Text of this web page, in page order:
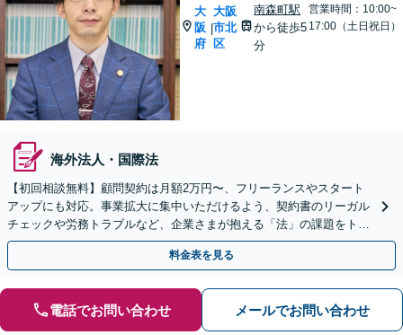
大
阪
府
|
大阪
市北
区
南森町駅
から徒歩5
分
営業時間：10:00~
17:00（土日祝日）
海外法人・国際法
【初回相談無料】顧問契約は月額2万円〜、フリーランスやスタート
アップにも対応。事業拡大に集中いただけるよう、契約書のリーガル
チェックや労務トラブルなど、企業さまが抱える「法」の課題をトー
タルサポートします！【Web面談可】【南森町駅7分】
料金表を見る
電話でお問い合わせ メールでお問い合わせ